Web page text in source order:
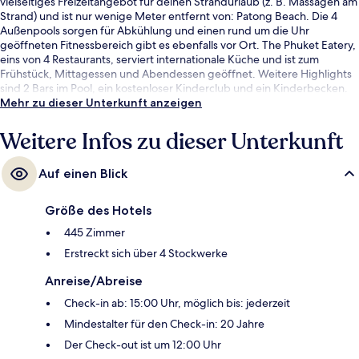
Strand) und ist nur wenige Meter entfernt von: Patong Beach. Die 4
Außenpools sorgen für Abkühlung und einen rund um die Uhr
geöffneten Fitnessbereich gibt es ebenfalls vor Ort. The Phuket Eatery,
eins von 4 Restaurants, serviert internationale Küche und ist zum
Frühstück, Mittagessen und Abendessen geöffnet. Weitere Highlights
sind 2 Bars im Pool, ein kostenloser Kinderclub und ein Kinderbecken.
Mehr zu dieser Unterkunft anzeigen
Weitere Infos zu dieser Unterkunft
Auf einen Blick
Größe des Hotels
445 Zimmer
Erstreckt sich über 4 Stockwerke
Anreise/Abreise
Check-in ab: 15:00 Uhr, möglich bis: jederzeit
Mindestalter für den Check-in: 20 Jahre
Der Check-out ist um 12:00 Uhr